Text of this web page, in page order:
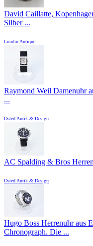
David Caillatte,
Silber ...
Lundin Antique
Raymond Weil Damenuhr
...
Osted Antik & Design
AC Spalding & Bros
Osted Antik & Design
Hugo Boss Herrenuhr aus
Chronograph. Die ...